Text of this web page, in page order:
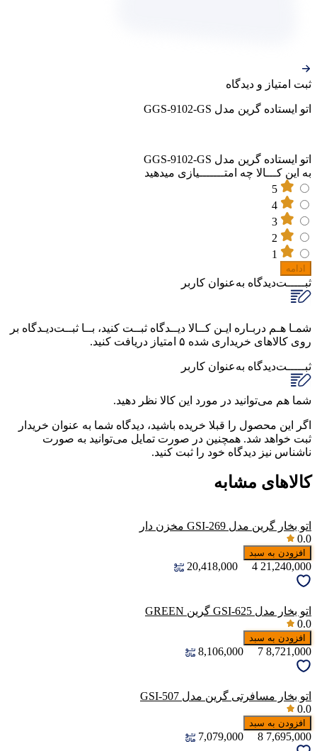
ثبت‌ امتیاز‌ و‌ دیدگاه
اتو ایستاده گرین مدل GGS-9102-GS
اتو ایستاده گرین مدل GGS-9102-GS
به این کـــالا چه امتـــــــیازی میدهید
ادامه
ثبـــــت‌دیدگاه به‌عنوان کاربر
شمـا هـم دربـاره ایـن کــالا دیــدگاه ثبــت کنید، بــا ثبــت‌دیـدگاه بر
روی کالاهای خریداری شده ۵ امتیاز دریافت کنید.
ثبـــــت‌دیدگاه به‌عنوان کاربر
شما هم می‌توانید در مورد این کالا نظر دهید.
اگر این محصول را قبلا خریده باشید، دیدگاه شما به عنوان خریدار
ثبت خواهد شد. همچنین در صورت تمایل می‌توانید به صورت
ناشناس نیز دیدگاه خود را ثبت کنید.
کالاهای مشابه
اتو بخار گرین مدل GSI-269 مخزن دار
0.0
افزودن به سبد
21,240,000
4
20,418,000
اتو بخار مدل GSI-625 گرین GREEN
0.0
افزودن به سبد
8,721,000
7
8,106,000
اتو بخار مسافرتی گرین مدل GSI-507
0.0
افزودن به سبد
7,695,000
8
7,079,000